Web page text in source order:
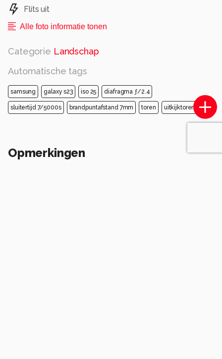
Flits uit
Alle foto informatie tonen
Categorie Landschap
Automatische tags
samsung galaxy s23 iso 25 diafragma ƒ/2.4
sluitertijd 7/5000s brandpuntafstand 7mm toren uitkijktoren
Opmerkingen